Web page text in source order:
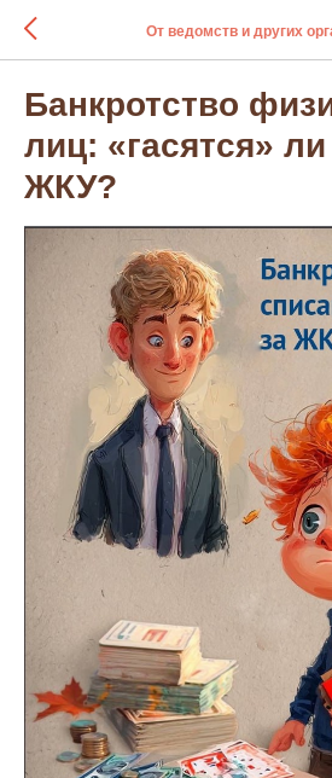
От ведомств и других
Банкротство
лиц: «гасятся»
ЖКУ?